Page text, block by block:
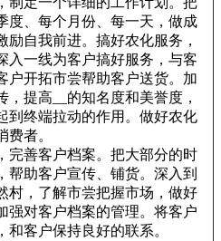
度、每个月份、每一天，做成
励自我前进。搞好农化服务，
入一线为客户搞好服务，与客
户开拓市尝帮助客户送货。加
，提高__的知名度和美誉度，
到终端拉动的作用。做好农化
费者。
善客户档案。把大部分的时
帮助客户宣传、铺货。深入到
村，了解市尝把握市场，做好
强对客户档案的管理。将客户
和客户保持良好的联系。